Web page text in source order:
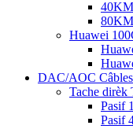
Huawei
DAC/AOC Câbles
Tache
Pasif
Pasif